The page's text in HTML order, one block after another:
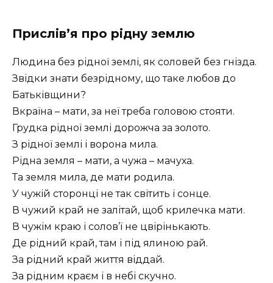
Прислів’я про рідну землю
Людина без рідної землі, як соловей без гнізда.
Звідки знати безрідному, що таке любов до
Батьківщини?
Вкраїна – мати, за неї треба головою стояти.
Грудка рідної землі дорожча за золото.
З рідної землі і ворона мила.
Рідна земля – мати, а чужа – мачуха.
Та земля мила, де мати родила.
У чужій сторонці не так світить і сонце.
В чужий край не залітай, щоб крилечка мати.
В чужім краю і солов’ї не цвірінькають.
Де рідний край, там і під ялиною рай.
За рідний край життя віддай.
За рідним краєм і в небі скучно.